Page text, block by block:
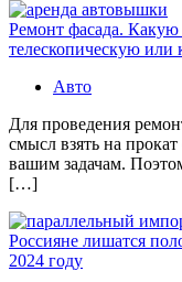
Ремонт фасада.
телескопическую или
Авто
Для проведения
смысл взять на прокат
вашим задачам.
[…]
Россияне лишатся
2024 году